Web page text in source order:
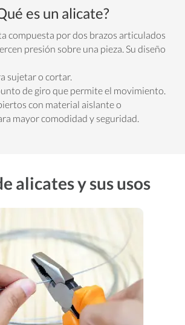
es un alicate?
compuesta por dos brazos articulados
presión sobre una pieza. Su diseño
sujetar o cortar.
de giro que permite el movimiento.
con material aislante o
mayor comodidad y seguridad.
alicates y sus usos